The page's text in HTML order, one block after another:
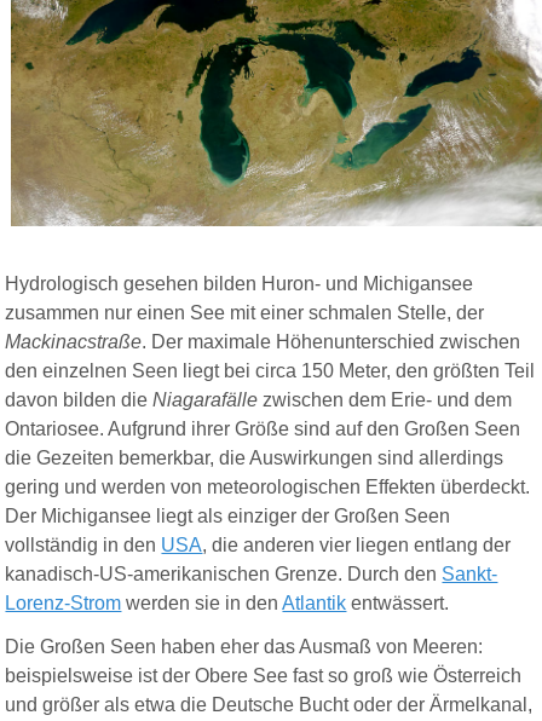
Hydrologisch gesehen bilden Huron- und Michigansee
zusammen nur einen See mit einer schmalen Stelle, der
Mackinacstraße. Der maximale Höhenunterschied zwischen
den einzelnen Seen liegt bei circa 150 Meter, den größten Teil
davon bilden dieNiagarafälle zwischen dem Erie- und dem
Ontariosee. Aufgrund ihrer Größe sind auf den Großen Seen
die Gezeiten bemerkbar, die Auswirkungen sind allerdings
gering und werden von meteorologischen Effekten überdeckt.
Der Michigansee liegt als einziger der Großen Seen
vollständig in den USA, die anderen vier liegen entlang der
kanadisch-US-amerikanischen Grenze. Durch den Sankt-
Lorenz-Strom werden sie in denAtlantik entwässert.
Die Großen Seen haben eher das Ausmaß von Meeren:
beispielsweise ist der Obere See fast so groß wie Österreich
und größer als etwa die Deutsche Bucht oder der Ärmelkanal,